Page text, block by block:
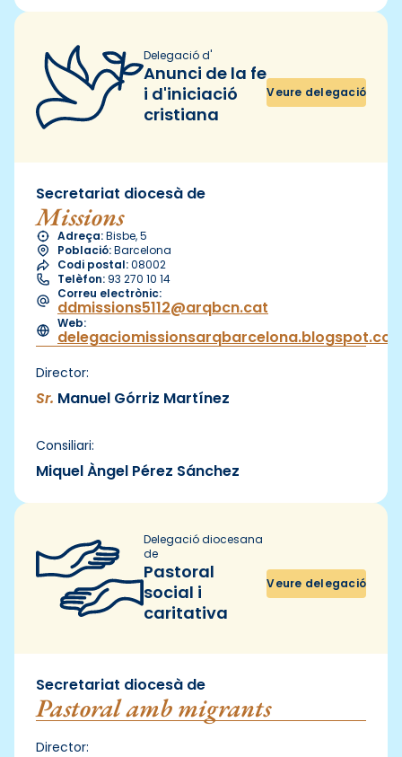
Delegació d'
Anunci de la fe
i d'iniciació
cristiana
Veure delegació
Secretariat diocesà de
Missions
Adreça:Bisbe, 5
Població:Barcelona
Codi postal:08002
Telèfon: 93 270 10 14
Correu electrònic:
ddmissions5112@arqbcn.cat
Web:
Director:
Sr. Manuel Górriz Martínez
Consiliari:
Miquel Àngel Pérez Sánchez
Delegació diocesana
de
Pastoral
social i
caritativa
Veure delegació
Secretariat diocesà de
Pastoral amb migrants
Director: